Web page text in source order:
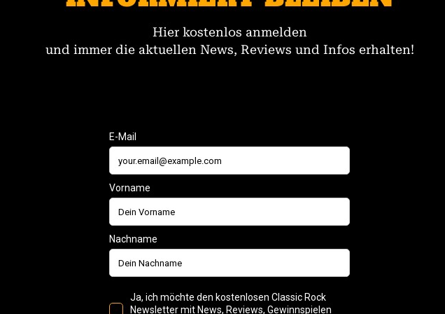
Hier kostenlos anmelden
und immer die aktuellen News, Reviews und Infos erhalten!